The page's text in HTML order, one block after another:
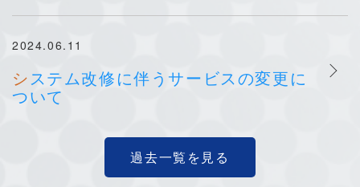
2024.06.11
システム改修に伴うサービスの変更に
ついて
過去一覧を見る